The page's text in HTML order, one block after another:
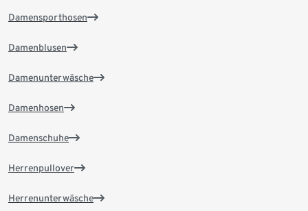
Damensporthosen
Damenblusen
Damenunterwäsche
Damenhosen
Damenschuhe
Herrenpullover
Herrenunterwäsche